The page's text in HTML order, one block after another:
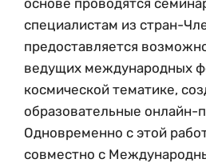
основе проводятся
специалистам из стран-
предоставляется
ведущих международных
космической тематике,
образовательные онлайн-
Одновременно с этой
совместно с